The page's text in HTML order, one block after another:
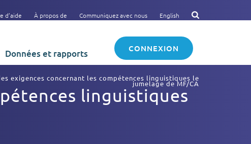
d’aide À propos de Communiquez avec nous English
Données et rapports CONNEXION
exigences concernant les compétences linguistiques le
jumelage de MF/CA
linguistiques